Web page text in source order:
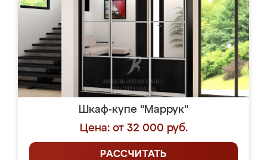
Шкаф-купе "Маррук"
Цена: от 32 000 руб.
РАССЧИТАТЬ